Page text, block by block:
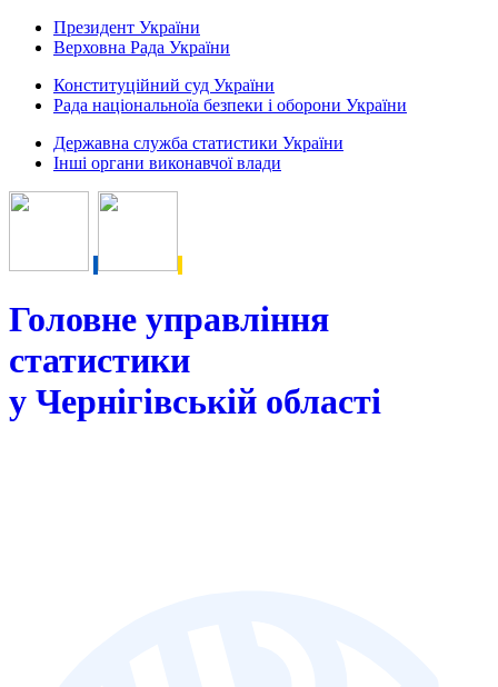
Президент України
Верховна Рада України
Конституційний суд України
Рада національноїа безпеки і оборони України
Державна служба статистики України
Інші органи виконавчої влади
Головне управління
статистики
у Чернігівській області